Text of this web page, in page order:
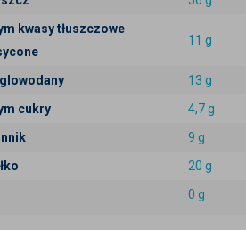
kwasy tłuszczowe
11 g
13 g
cukry
4,7 g
9 g
20 g
0 g